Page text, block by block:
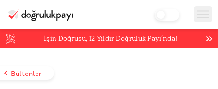
İşin Doğrusu,12 Yıldır Doğruluk Payı’nda!
Bültenler